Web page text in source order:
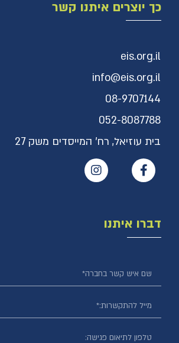
כך יוצרים איתנו קשר
eis.org.il
info@eis.org.il
08-9707144
052-8087788
בית עוזיאל, רח' המייסדים משק 27
דברו איתנו